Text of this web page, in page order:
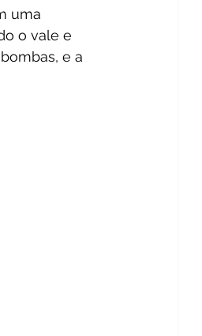
uma
o vale e
e a